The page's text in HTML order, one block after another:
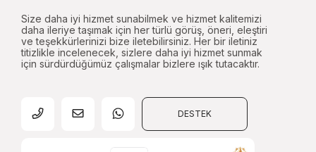
Size daha iyi hizmet sunabilmek ve hizmet kalitemizi
daha ileriye taşımak için her türlü görüş, öneri, eleştiri
ve teşekkürlerinizi bize iletebilirsiniz. Her bir iletiniz
titizlikle incelenecek, sizlere daha iyi hizmet sunmak
için sürdürdüğümüz çalışmalar bizlere ışık tutacaktır.
DESTEK